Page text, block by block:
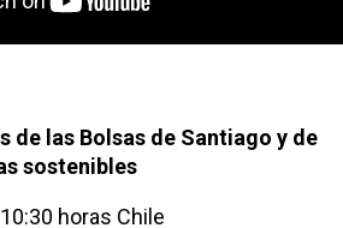
de las Bolsas de Santiago y de
sostenibles
horas Chile